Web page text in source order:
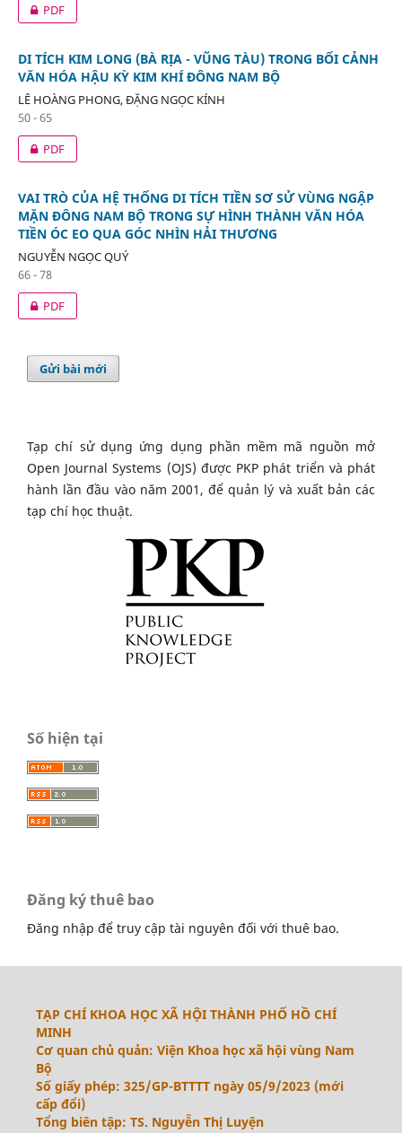
PDF
DI TÍCH KIM LONG (BÀ RỊA - VŨNG TÀU) TRONG BỐI CẢNH
VĂN HÓA HẬU KỲ KIM KHÍ ĐÔNG NAM BỘ
LÊ HOÀNG PHONG, ĐẶNG NGỌC KÍNH
50 - 65
PDF
VAI TRÒ CỦA HỆ THỐNG DI TÍCH TIỀN SƠ SỬ VÙNG NGẬP
MẶN ĐÔNG NAM BỘ TRONG SỰ HÌNH THÀNH VĂN HÓA
TIỀN ÓC EO QUA GÓC NHÌN HẢI THƯƠNG
NGUYỄN NGỌC QUÝ
66 - 78
PDF
Gửi bài mới
Tạp chí sử dụng ứng dụng phần mềm mã nguồn mở
Open Journal Systems (OJS) được PKP phát triển và phát
hành lần đầu vào năm 2001, để quản lý và xuất bản các
tạp chí học thuật.
Số hiện tại
Đăng ký thuê bao
Đăng nhập để truy cập tài nguyên đối với thuê bao.
TẠP CHÍ KHOA HỌC XÃ HỘI THÀNH PHỐ HỒ CHÍ
MINH
Cơ quan chủ quản: Viện Khoa học xã hội vùng Nam
Bộ
Số giấy phép: 325/GP-BTTTT ngày 05/9/2023 (mới
cấp đổi)
Tổng biên tập: TS. Nguyễn Thị Luyện